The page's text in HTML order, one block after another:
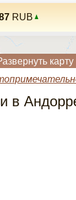
RUB
карту
в